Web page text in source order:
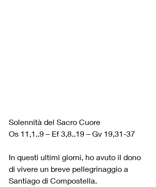
Solennità del Sacro Cuore
Os 11,1..9 – Ef 3,8..19 – Gv 19,31-37
In questi ultimi giorni, ho avuto il dono
di vivere un breve pellegrinaggio a
Santiago di Compostella.